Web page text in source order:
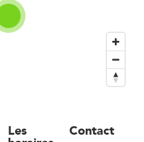
Les Contact